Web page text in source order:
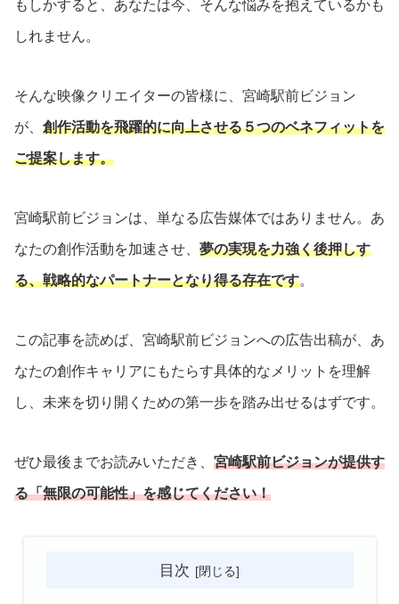
もしかすると、あなたは今、そんな悩みを抱えているかも
しれません。
そんな映像クリエイターの皆様に、宮崎駅前ビジョン
が、 創作活動を飛躍的に向上させる５つのベネフィットを
ご提案します。
宮崎駅前ビジョンは、単なる広告媒体ではありません。あ
なたの創作活動を加速させ、 夢の実現を力強く後押しす
る、戦略的なパートナーとなり得る存在です。
この記事を読めば、宮崎駅前ビジョンへの広告出稿が、あ
なたの創作キャリアにもたらす具体的なメリットを理解
し、未来を切り開くための第一歩を踏み出せるはずです。
ぜひ最後までお読みいただき、 宮崎駅前ビジョンが提供す
る「無限の可能性」を感じてください！
目次